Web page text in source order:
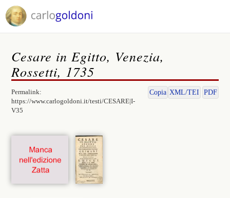
Cesare in Egitto, Venezia,
Rossetti, 1735
Permalink:
https://www.carlogoldoni.it/testi/CESARE|I-
V35
Copia XML/TEI PDF